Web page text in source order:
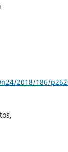
2018/186/